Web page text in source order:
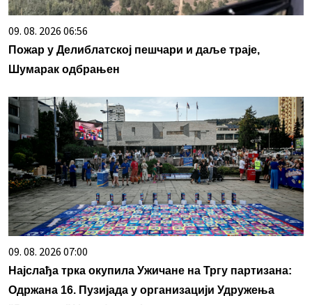
09. 08. 2026 06:56
Пожар у Делиблатској пешчари и даље траје,
Шумарак одбрањен
09. 08. 2026 07:00
Најслађа трка окупила Ужичане на Тргу партизана:
Одржана 16. Пузијада у организацији Удружења